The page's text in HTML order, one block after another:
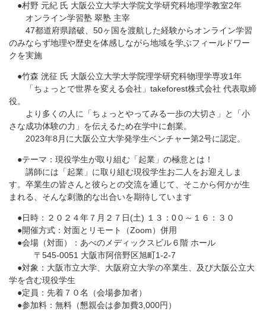
●村野 元紀 氏 大阪公立大学大学院文学研究科地理学教室2年
オンライン学習塾 翠塾 主宰
47都道府県踏破、50ヶ国を渡航した経験からオンライン学習
のみならず地理や歴史を体感しながら地域を学ぶフィールドワー
クを実施
●竹森 洸征 氏 大阪公立大学大学院理学研究科物理学専攻1年
「ちょっとで世界を変える会社」takeforest株式会社 代表取締
役。
より多くの人に「ちょっとやってみる一歩の大切さ」と「小
さな成功体験の力」を伝えるため在学中に創業。
2023年8月に大阪公立大学発学生ベンチャー第2号に認定。
●テーマ：現役学生が取り組む「起業」の極意とは！
講師には「起業」に取り組む現役学生お二人をお迎えしま
す。卒業生の皆さんと彼らとの交流を通じて、そこから何かが生
まれる、そんな刺激的な出合いを期待しています
●日時：２０２４年７月２７日(土) １３：0０～１６：３０
●開催方式：対面とリモート（Zoom）併用
●会場（対面）：あべのメディックスビル６階 ホール
〒545-0051 大阪市阿倍野区旭町1-2-7
●対象：大阪市立大学、大阪府立大学の卒業生、及び大阪公立大
学を含む現役学生
●定員：先着７０名（会場参加者）
●参加料：無料（懇親会は参加費3,000円）